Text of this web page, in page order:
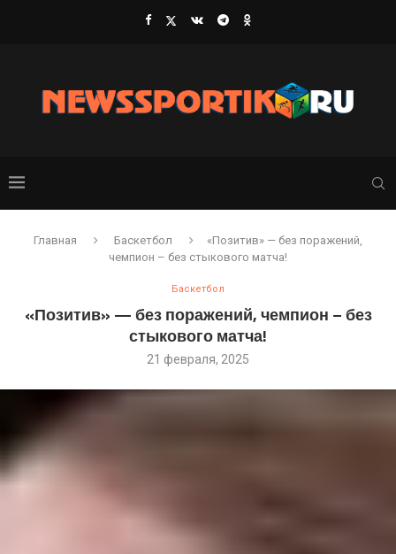
Главная Баскетбол
«Позитив» — без поражений,
чемпион – без стыкового матча!
Баскетбол
«Позитив» — без поражений, чемпион – без
стыкового матча!
21 февраля, 2025